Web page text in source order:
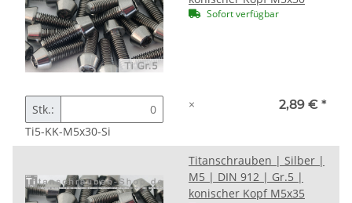
Sofort verfügbar
Stk.:
Ti5-KK-M5x30-Si
× 2,89 € *
Titanschrauben | Silber |
M5 | DIN 912 | Gr.5 |
konischer Kopf M5x35